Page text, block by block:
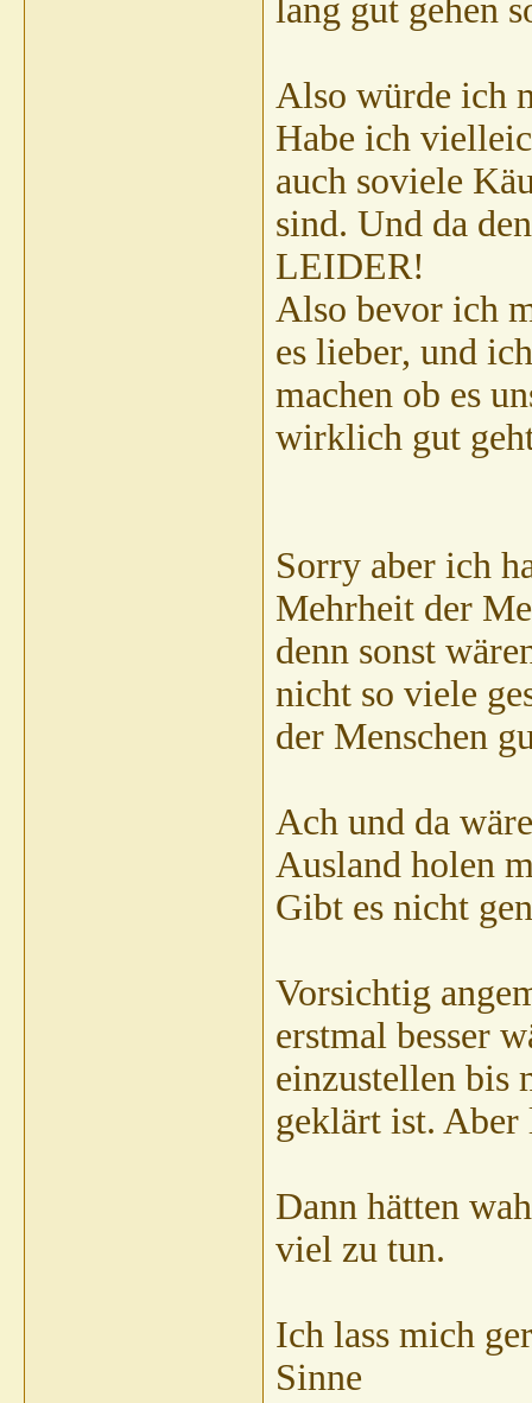
lang gut gehen
Also würde ich
Habe ich
auch soviele
sind. Und da
LEIDER!
Also bevor ich
es lieber, und
machen ob es
wirklich gut
Sorry aber ich
Mehrheit der
denn sonst
nicht so viele
der Menschen
Ach und da
Ausland holen
Gibt es nicht
Vorsichtig
erstmal besser
einzustellen bis
geklärt ist. Aber
Dann hätten
viel zu tun.
Ich lass mich
Sinne